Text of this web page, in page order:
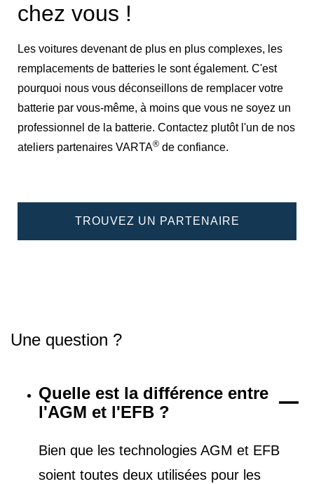
chez vous !
Les voitures devenant de plus en plus complexes, les
remplacements de batteries le sont également. C'est
pourquoi nous vous déconseillons de remplacer votre
batterie par vous-même, à moins que vous ne soyez un
professionnel de la batterie. Contactez plutôt l'un de nos
ateliers partenaires VARTA® de confiance.
TROUVEZ UN PARTENAIRE
Une question ?
Quelle est la différence entre
l'AGM et l'EFB ?
Bien que les technologies AGM et EFB
soient toutes deux utilisées pour les